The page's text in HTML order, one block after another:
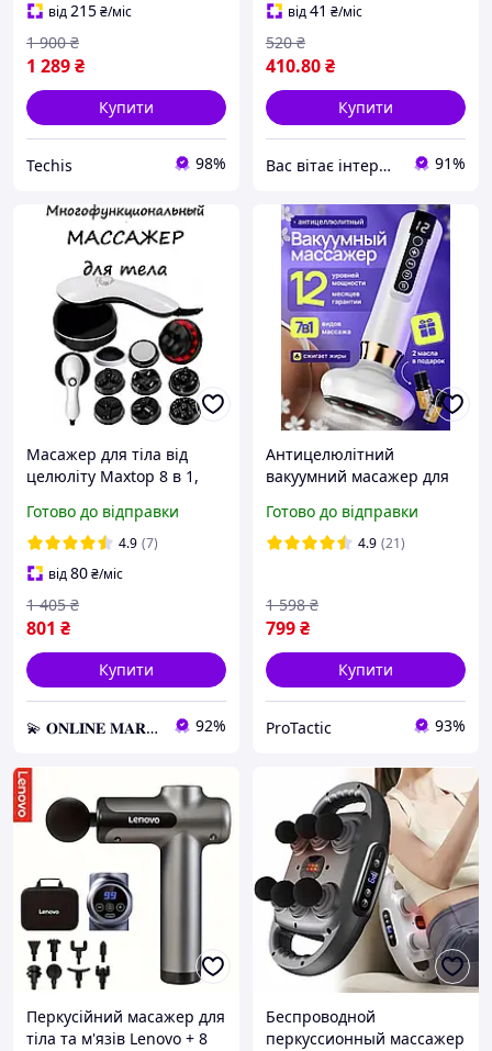
від215₴/міс
1 289₴
1 900 ₴
Купити
Techis 98%
від41 ₴/міс
410.80₴
520 ₴
Купити
Вас вітає інтернет магазин SvetOn! 91%
Масажер для тіла від
целюліту Maxtop 8 в 1,
підігрівом,
Антицелюлітний вібро-
маспер
Готово до відправки
4.9 (7)
від80₴/міс
801 ₴
1 405 ₴
Купити
💫 𝐎𝐍𝐋𝐈𝐍𝐄 𝐌𝐀𝐑𝐊𝐄𝐓 💫 – Актуальні товари за найвигіднішими цінами! 92%
Антицелюлітний
вакуумний масажер для
масажер від целюліту з
підігріванням
Готово до відправки
4.9 (21)
799₴
1 598 ₴
Купити
ProTactic 93%
Перкусійний масажер для
тіла та м'язів Lenovo + 8
Беспроводной
перкуссионный массажер